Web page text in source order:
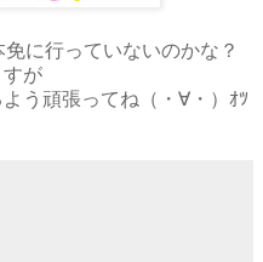
に行っていないのかな？
が
う頑張ってね（・∀・）ｵﾂ